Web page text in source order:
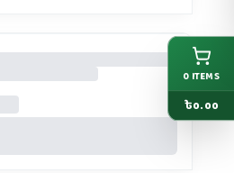
0 ITEMS
৳0.00